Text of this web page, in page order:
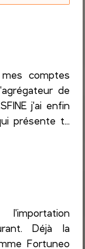
comptes
de
j'ai enfin
présente t...
Déjà la
Fortuneo